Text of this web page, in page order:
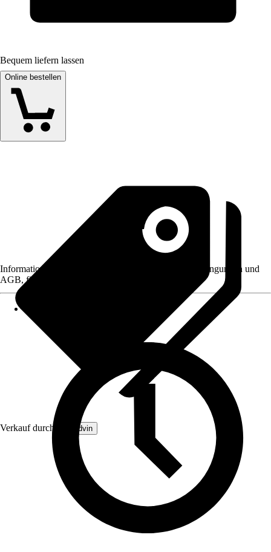
Bequem liefern lassen
Online bestellen
Verkauf durch: Brandvin
Informationen des Verkäufers, wie z. B. Rückgabebedingungen und
AGB, finden Sie bei Klick auf den Verkäufernamen.